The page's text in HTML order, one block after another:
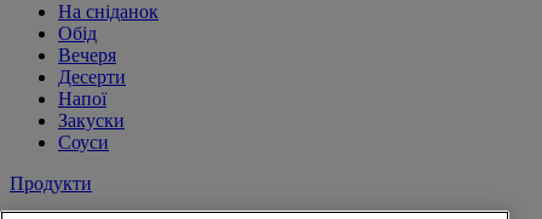
На сніданок
Обід
Вечеря
Десерти
Напої
Закуски
Соуси
Продукти